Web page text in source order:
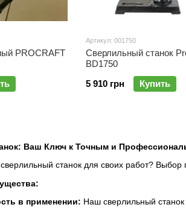
Ваш Ключ к Точным и
станок для своих работ?
в применении: Наш сверлильный
PROCRAFT
Артикул: 001750
Сверлильный станок
BD1750
5 910 грн
Купить